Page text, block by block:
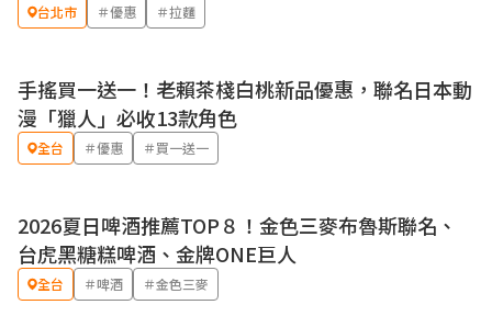
台北市 ＃優惠 ＃拉麵
優惠
手搖買一送一！老賴茶棧白桃新品優惠，聯名日本動
漫「獵人」必收13款角色
全台 ＃優惠 ＃買一送一
優惠
2026夏日啤酒推薦TOP８！金色三麥布魯斯聯名、
台虎黑糖糕啤酒、金牌ONE巨人
全台 ＃啤酒 ＃金色三麥